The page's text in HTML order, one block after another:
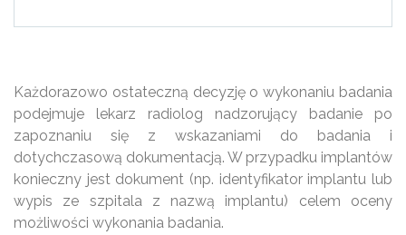
Każdorazowo ostateczną decyzję o wykonaniu badania
podejmuje lekarz radiolog nadzorujący badanie po
zapoznaniu się z wskazaniami do badania i
dotychczasową dokumentacją. W przypadku implantów
konieczny jest dokument (np. identyfikator implantu lub
wypis ze szpitala z nazwą implantu) celem oceny
możliwości wykonania badania.